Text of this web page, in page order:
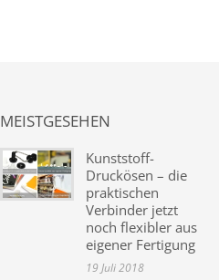
MEISTGESEHEN
Kunststoff-
Druckösen – die
praktischen
Verbinder jetzt
noch flexibler aus
eigener Fertigung
19 Juli 2018